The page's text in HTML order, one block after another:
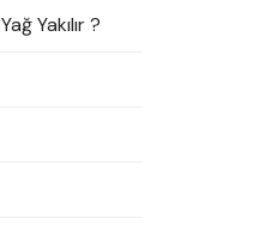
Yakılır ?